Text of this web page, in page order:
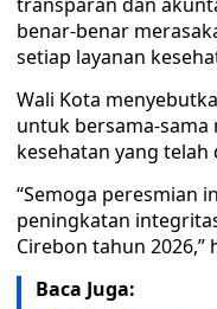
benar-benar
setiap layanan
Wali Kota
untuk bersama-
kesehatan yang
“Semoga peresmian
peningkatan
Cirebon tahun 2026,”
Baca Juga: